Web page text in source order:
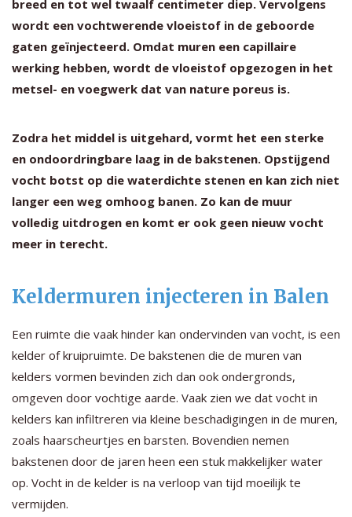
breed en tot wel twaalf centimeter diep. Vervolgens
wordt een vochtwerende vloeistof in de geboorde
gaten geïnjecteerd. Omdat muren een capillaire
werking hebben, wordt de vloeistof opgezogen in het
metsel- en voegwerk dat van nature poreus is.
Zodra het middel is uitgehard, vormt het een sterke
en ondoordringbare laag in de bakstenen. Opstijgend
vocht botst op die waterdichte stenen en kan zich niet
langer een weg omhoog banen. Zo kan de muur
volledig uitdrogen en komt er ook geen nieuw vocht
meer in terecht.
Keldermuren injecteren in Balen
Een ruimte die vaak hinder kan ondervinden van vocht, is een
kelder of kruipruimte. De bakstenen die de muren van
kelders vormen bevinden zich dan ook ondergronds,
omgeven door vochtige aarde. Vaak zien we dat vocht in
kelders kan infiltreren via kleine beschadigingen in de muren,
zoals haarscheurtjes en barsten. Bovendien nemen
bakstenen door de jaren heen een stuk makkelijker water
op. Vocht in de kelder is na verloop van tijd moeilijk te
vermijden.